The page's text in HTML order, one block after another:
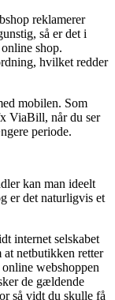
reklamerer
så er det i
shop.
hvilket redder
mobilen. Som
ViaBill, når du ser
periode.
kan man ideelt
er det naturligvis et
internet selskabet
netbutikken retter
webshoppen
de gældende
så vidt du skulle få